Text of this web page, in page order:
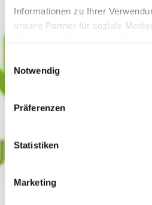
Informationen zu Ihrer
unsere Partner für soziale
zusammen, die Sie ihnen
sie im Rahmen Ihrer Nutzung
Notwendig
Präferenzen
Statistiken
Marketing